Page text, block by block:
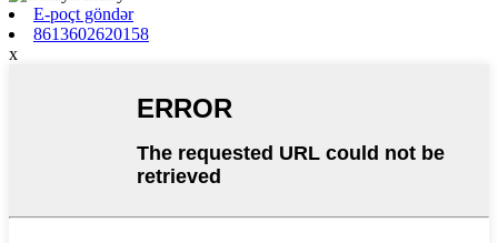
E-poçt göndər
8613602620158
x